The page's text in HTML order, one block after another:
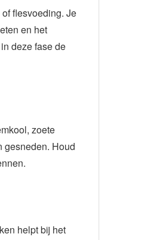
flesvoeding. Je
en het
deze fase de
zoete
gesneden. Houd
helpt bij het